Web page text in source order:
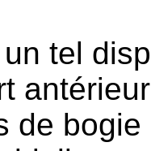
tel
de